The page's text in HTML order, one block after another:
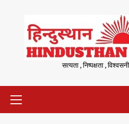
content
सत्यता , निष्पक्षता ,
Menu